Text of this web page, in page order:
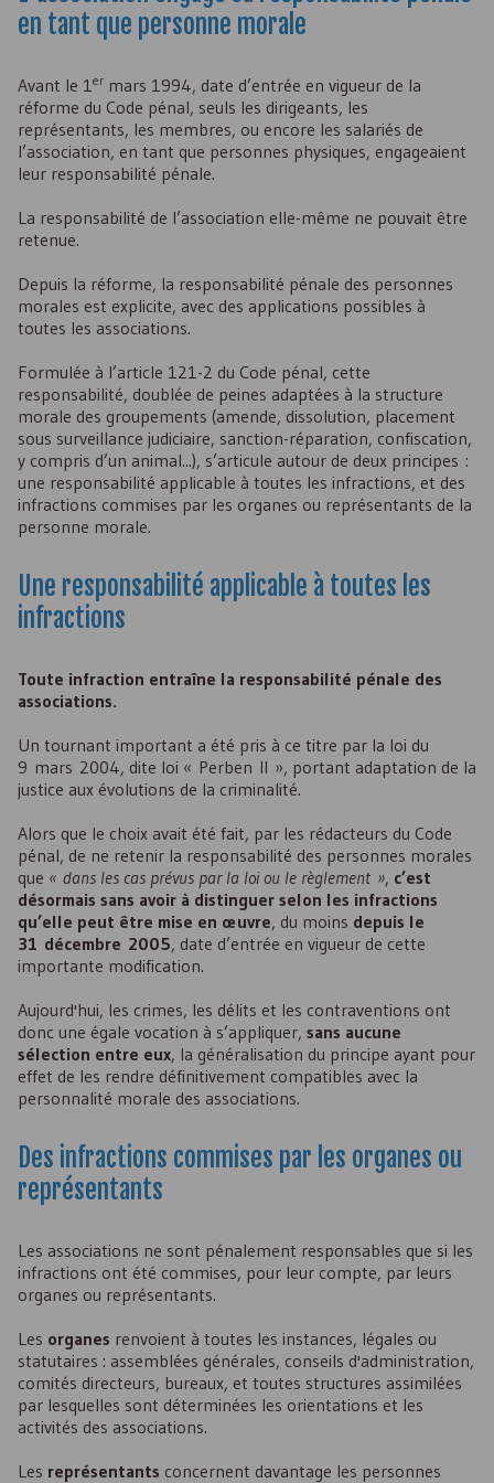
en tant que personne morale
Avant le 1er mars 1994, date d’entrée en vigueur de la
réforme du Code pénal, seuls les dirigeants, les
représentants, les membres, ou encore les salariés de
l’association, en tant que personnes physiques, engageaient
leur responsabilité pénale.
La responsabilité de l’association elle-même ne pouvait être
retenue.
Depuis la réforme, la responsabilité pénale des personnes
morales est explicite, avec des applications possibles à
toutes les associations.
Formulée à l’article 121-2 du Code pénal, cette
responsabilité, doublée de peines adaptées à la structure
morale des groupements (amende, dissolution, placement
sous surveillance judiciaire, sanction-réparation, confiscation,
y compris d’un animal...), s’articule autour de deux principes :
une responsabilité applicable à toutes les infractions, et des
infractions commises par les organes ou représentants de la
personne morale.
Une responsabilité applicable à toutes les
infractions
Toute infraction entraîne la responsabilité pénale des
associations.
Un tournant important a été pris à ce titre par la loi du
9 mars 2004, dite loi « Perben II », portant adaptation de la
justice aux évolutions de la criminalité.
Alors que le choix avait été fait, par les rédacteurs du Code
pénal, de ne retenir la responsabilité des personnes morales
que « dans les cas prévus par la loi ou le règlement », c’est
désormais sans avoir à distinguer selon les infractions
qu’elle peut être mise en œuvre, du moins depuis le
31 décembre 2005, date d’entrée en vigueur de cette
importante modification.
Aujourd'hui, les crimes, les délits et les contraventions ont
donc une égale vocation à s’appliquer, sans aucune
sélection entre eux, la généralisation du principe ayant pour
effet de les rendre définitivement compatibles avec la
personnalité morale des associations.
Des infractions commises par les organes ou
représentants
Les associations ne sont pénalement responsables que si les
infractions ont été commises, pour leur compte, par leurs
organes ou représentants.
Les organes renvoient à toutes les instances, légales ou
statutaires : assemblées générales, conseils d'administration,
comités directeurs, bureaux, et toutes structures assimilées
par lesquelles sont déterminées les orientations et les
activités des associations.
Les représentants concernent davantage les personnes